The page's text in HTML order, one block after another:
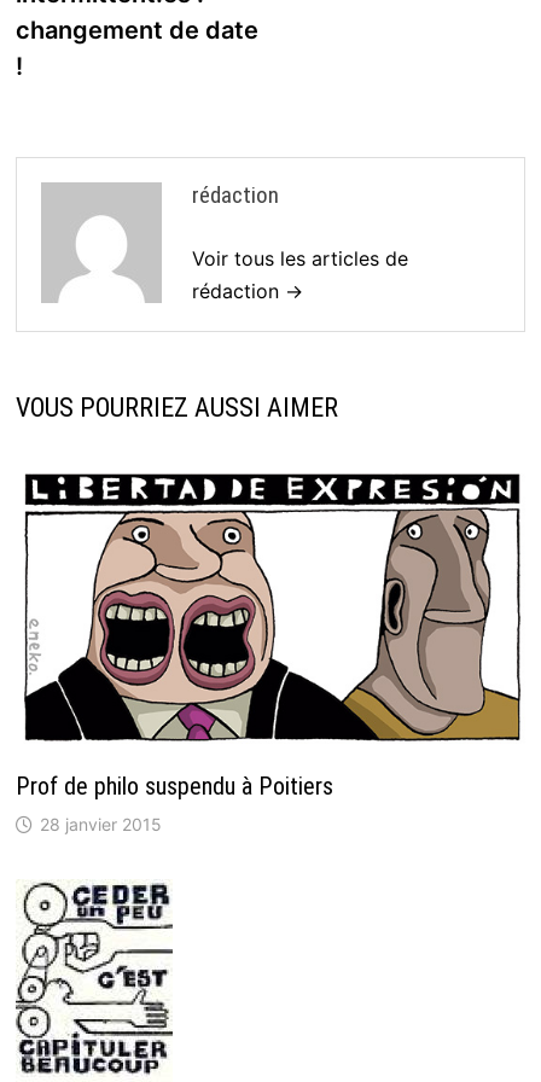
changement de date
!
rédaction
Voir tous les articles de
rédaction →
VOUS POURRIEZ AUSSI AIMER
Prof de philo suspendu à Poitiers
28 janvier 2015